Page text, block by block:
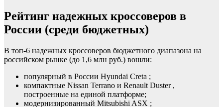
Рейтинг надежных кроссоверов в
России (среди бюджетных)
В топ-6 надежных кроссоверов бюджетного диапазона на
российском рынке (до 1,6 млн руб.) вошли:
популярный в России Hyundai Creta ;
компактные Nissan Terrano и Renault Duster ,
построенные на единой платформе;
модернизированный Mitsubishi ASX ;